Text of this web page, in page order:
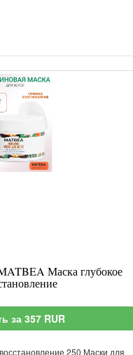
Маска глубокое
за 357 RUR
250 Маски для